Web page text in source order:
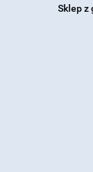
Sklep z